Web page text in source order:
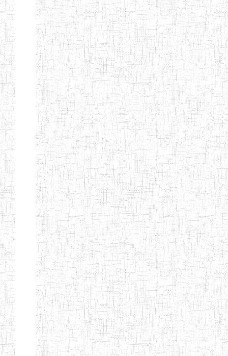
Chercher:
Effacer les filtres
Denomination
Type
Nature
Arrondissement
Denomination Création Type Nature
GTTC
BANGEM
08/12/1997 ENIEG Public
GTTC
FONTEM
25/09/2000 ENIEG Public
GTTC
03/11/1983 ENIEG Public